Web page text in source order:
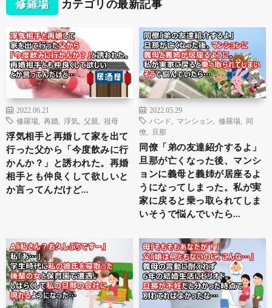
修羅場 カテゴリの最新記事
2022.06.21
修羅場
再婚 浮気 父親 祖母
浮気相手と再婚して家を出て
行った父から「今度飲みに行
かんか？」と誘われた。再婚
相手とも仲良くして欲しいと
か言ってんだけど…
2022.05.29
バンド
マンション 修羅場
同
僚
旦那
同僚「弟の友達紹介するよ」
旦那が亡くなった後、マンシ
ョンに義母と義姉が居座るよ
うになってしまった。私が実
家に戻ると乗っ取られてしま
いそうで悩んでいたら…